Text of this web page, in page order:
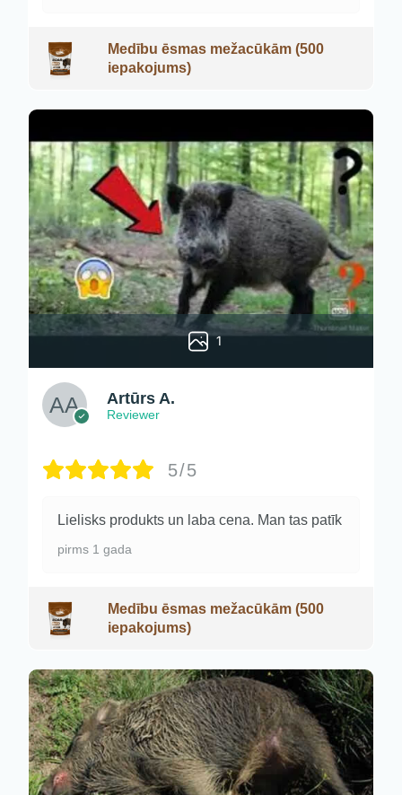
Medību ēsmas mežacūkām (500
iepakojums)
1
Artūrs A.
Reviewer
5/5
Lielisks produkts un laba cena. Man tas patīk
pirms 1 gada
Medību ēsmas mežacūkām (500
iepakojums)